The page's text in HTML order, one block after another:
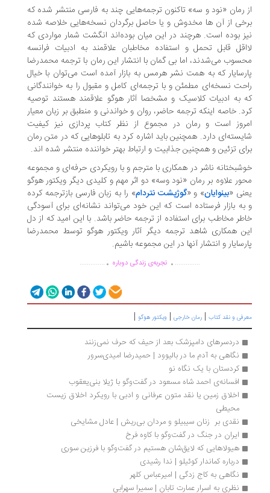
رمان «نود و سه» تاکنون ترجمه‌هایی چند به فارسی منتشر شده که
از آن ها مخدوش و یا حاصل برگردان نسخه‌هایی خلاصه شده
بوده است. هرچند در این میان بوده‌اند انگشت شمار مواردی که
قابل تحمل و استفاده مخاطبان علاقمند به ادبیات فرانسه
می‌شدند، اما بی گمان با انتشار این رمان با ترجمه محمدرضا
که به همت نشر هرمس به بازار آمده است می‌توان با خیال
نسخه‌ای مطمئن و با ترجمه‌ای کامل و مقبول را به خوانندگانی
به ادبیات کلاسیک و مشخصا آثار هوگو علاقمند هستند توصیه
خاصه اینکه ترجمه حاضر، روان و خواندنی و منطبق بر زبان معیار
است و رمان در مجموع از نظر کتاب پردازی نیز کیفیت
دارد. همچنین باید اشاره کرد به تابلوهایی که در متن رمان
تزئین و همچنین جذابیت و ارتباط بهتر خواننده منتشر شده اند.
ناشر در همکاری با مترجم و با رویکردی حرفه‌ای و مجموعه
علاوه بر رمان «نود وسه» دو اثر مهم و کلیدی دیگر ویکتور هوگو
بینوایان» و «گوژپشت نتردام » را به زبان فارسی بازترجمه کرده
بازار فرستاده است که این خود می‌تواند نشانه‌ای برای آسودگی
مخاطب برای استفاده از ترجمه حاضر باشد. با این امید که از دل
همکاری شاهد ترجمه دیگر آثار ویکتور هوگو توسط محمدرضا
و انتشار آنها در این مجموعه باشیم.
...............تجربه‌ی زندگی دوباره ...............
و نقد کتاب|رمان خارجی|ویکتور هوگو|
دردسرهای دامپزشک بعد از حیف که حرف نمی‌زنند
نگاهی به آدم ما در بالیوود | حمیدرضا امیدی‌سرور
کردستان با یک نگاه نو
افسانه‌ی احمد شاه مسعود در گفت‌وگو با ژیلا بنی‌یعقوب
محیطی
نقدی بر  زنان سیبیلو و مردان بی‌ریش | عادل مشایخی
ایران در جنگ در گفت‌وگو با کاوه فرخ
هیولاهایی که لایق‌شان هستیم در گفت‌وگو با فرزین سوری
درباره کماندار کوئیلو | ندا رشیدی
نگاهی به کاج زدگی | امیرعباس کلهر
نظری به اسرار عمارت تابان | سمیرا سهرابی